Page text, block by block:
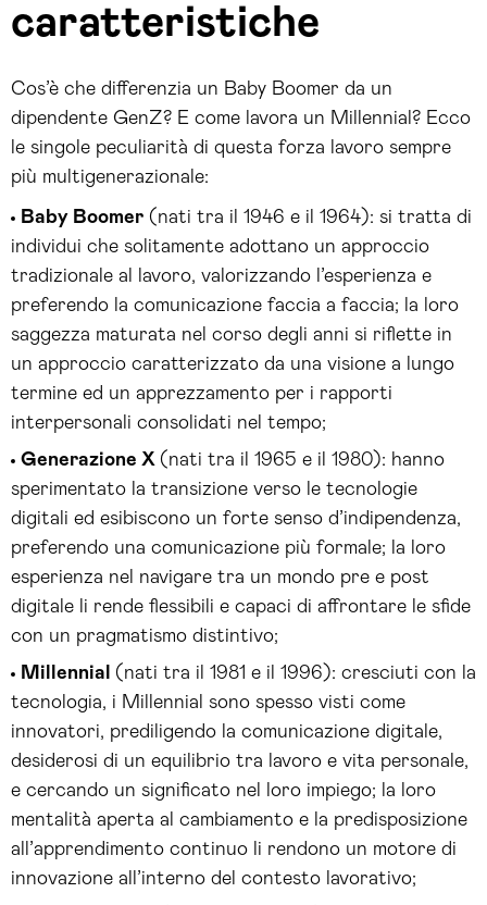
caratteristiche
Cos’è che differenzia un Baby Boomer da un
dipendente GenZ? E come lavora un Millennial? Ecco
le singole peculiarità di questa forza lavoro sempre
più multigenerazionale:
Baby Boomer (nati tra il 1946 e il 1964): si tratta di
individui che solitamente adottano un approccio
tradizionale al lavoro, valorizzando l’esperienza e
preferendo la comunicazione faccia a faccia; la loro
saggezza maturata nel corso degli anni si riflette in
un approccio caratterizzato da una visione a lungo
termine ed un apprezzamento per i rapporti
interpersonali consolidati nel tempo;
Generazione X (nati tra il 1965 e il 1980): hanno
sperimentato la transizione verso le tecnologie
digitali ed esibiscono un forte senso d’indipendenza,
preferendo una comunicazione più formale; la loro
esperienza nel navigare tra un mondo pre e post
digitale li rende flessibili e capaci di affrontare le sfide
con un pragmatismo distintivo;
Millennial (nati tra il 1981 e il 1996): cresciuti con la
tecnologia, i Millennial sono spesso visti come
innovatori, prediligendo la comunicazione digitale,
desiderosi di un equilibrio tra lavoro e vita personale,
e cercando un significato nel loro impiego; la loro
mentalità aperta al cambiamento e la predisposizione
all’apprendimento continuo li rendono un motore di
innovazione all’interno del contesto lavorativo;